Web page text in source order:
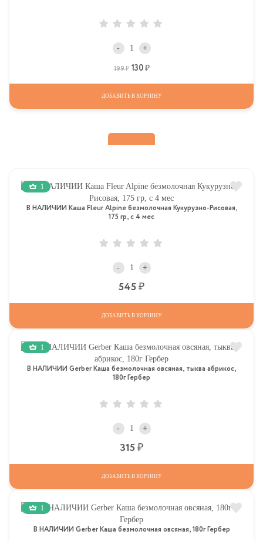
- +
199Р 130 Р
ДОБАВИТЬ В КОРЗИНУ
1
В НАЛИЧИИ Каша Fleur Alpine безмолочная Кукурузно-Рисовая,
175 гр, с 4 мес
- +
545
ДОБАВИТЬ В КОРЗИНУ
1
В НАЛИЧИИ Gerber Каша безмолочная овсяная, тыква абрикос,
180г Гербер
- +
315
ДОБАВИТЬ В КОРЗИНУ
1
В НАЛИЧИИ Gerber Каша безмолочная овсяная, 180г Гербер